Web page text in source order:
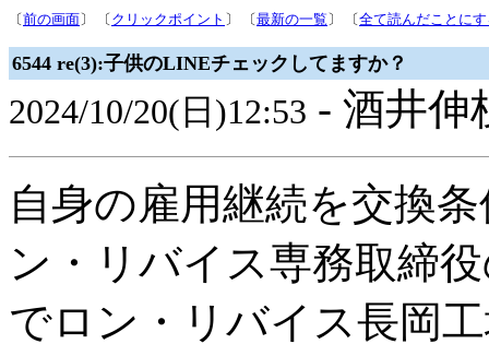
〔前の画面〕 〔 クリックポイント 〕 〔最新の一覧 〕 〔全て読んだことに
6544 re(3):子供のLINEチェックしてますか？
2024/10/20(日)12:53 - 酒井伸
自身の雇用継続を交換
ン・リバイス専務取締
でロン・リバイス長岡